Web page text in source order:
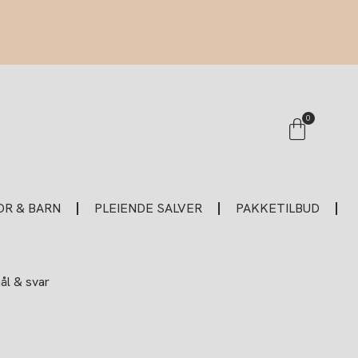
0
& BARN PLEIENDE SALVER PAKKETILBUD
& svar